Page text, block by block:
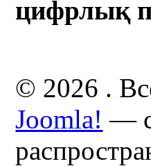
цифрлық
© 2026 .
Joomla! —